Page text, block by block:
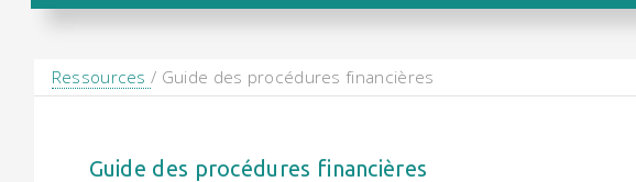
Ressources/ Guide des procédures financières
Guide des procédures financières